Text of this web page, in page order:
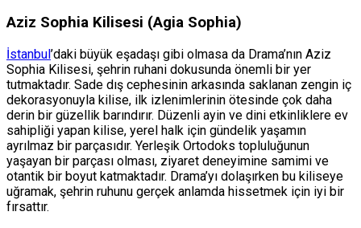
Aziz Sophia Kilisesi (Agia Sophia)
İstanbul’daki büyük eşadaşı gibi olmasa da Drama’nın Aziz
Sophia Kilisesi, şehrin ruhani dokusunda önemli bir yer
tutmaktadır. Sade dış cephesinin arkasında saklanan zengin iç
dekorasyonuyla kilise, ilk izlenimlerinin ötesinde çok daha
derin bir güzellik barındırır. Düzenli ayin ve dini etkinliklere ev
sahipliği yapan kilise, yerel halk için gündelik yaşamın
ayrılmaz bir parçasıdır. Yerleşik Ortodoks topluluğunun
yaşayan bir parçası olması, ziyaret deneyimine samimi ve
otantik bir boyut katmaktadır. Drama’yı dolaşırken bu kiliseye
uğramak, şehrin ruhunu gerçek anlamda hissetmek için iyi bir
fırsattır.